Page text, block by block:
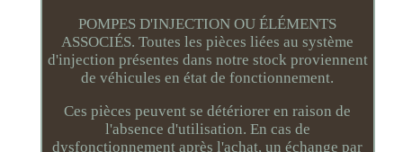
POMPES D'INJECTION OU ÉLÉMENTS
ASSOCIÉS. Toutes les pièces liées au système
d'injection présentes dans notre stock proviennent
de véhicules en état de fonctionnement.
Ces pièces peuvent se détériorer en raison de
l'absence d'utilisation. En cas de
dysfonctionnement après l'achat, un échange par